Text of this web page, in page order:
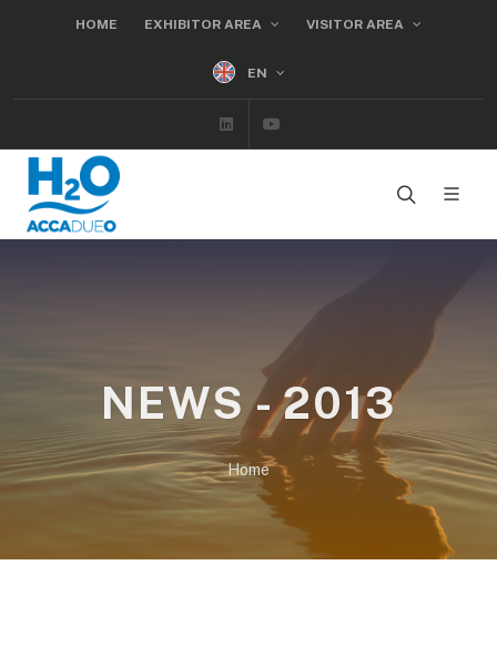
HOME EXHIBITOR AREA VISITOR AREA
EN
Linkedin
NEWS - 2013
Home